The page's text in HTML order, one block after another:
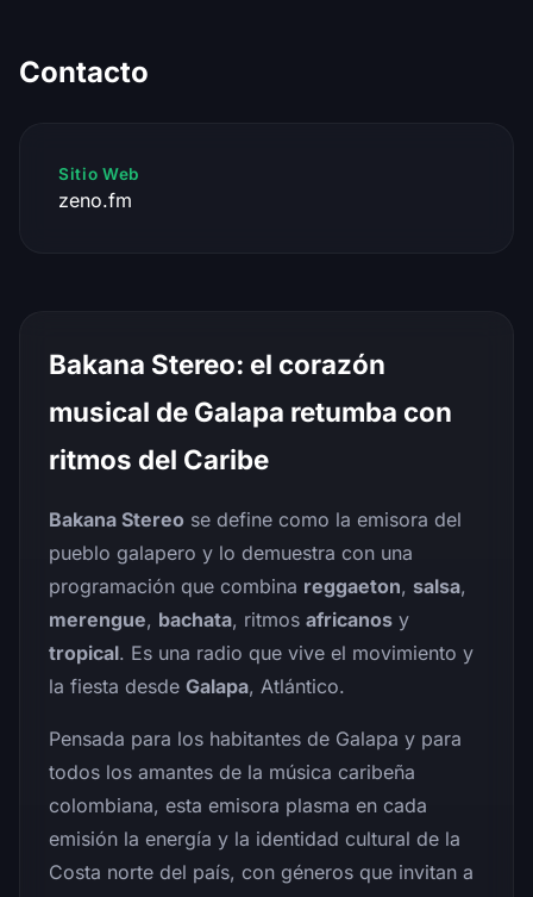
Contacto
Sitio Web
zeno.fm
Bakana Stereo: el corazón
musical de Galapa retumba con
ritmos del Caribe
Bakana Stereo se define como la emisora del
pueblo galapero y lo demuestra con una
programación que combina reggaeton, salsa,
merengue, bachata, ritmos africanos y
tropical. Es una radio que vive el movimiento y
la fiesta desde Galapa, Atlántico.
Pensada para los habitantes de Galapa y para
todos los amantes de la música caribeña
colombiana, esta emisora plasma en cada
emisión la energía y la identidad cultural de la
Costa norte del país, con géneros que invitan a